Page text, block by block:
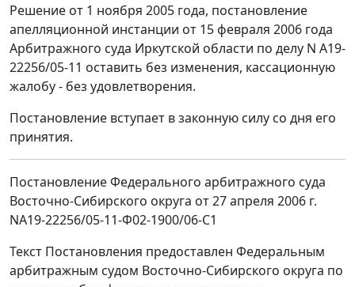
Решение от 1 ноября 2005 года, постановление
апелляционной инстанции от 15 февраля 2006 года
Арбитражного суда Иркутской области по делу N А19-
22256/05-11 оставить без изменения, кассационную
жалобу - без удовлетворения.
Постановление вступает в законную силу со дня его
принятия.
Постановление Федерального арбитражного суда
Восточно-Сибирского округа от 27 апреля 2006 г.
NА19-22256/05-11-Ф02-1900/06-С1
Текст Постановления предоставлен Федеральным
арбитражным судом Восточно-Сибирского округа по